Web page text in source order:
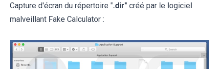
Capture d'écran du répertoire ".dir" créé par le logiciel
malveillant Fake Calculator :